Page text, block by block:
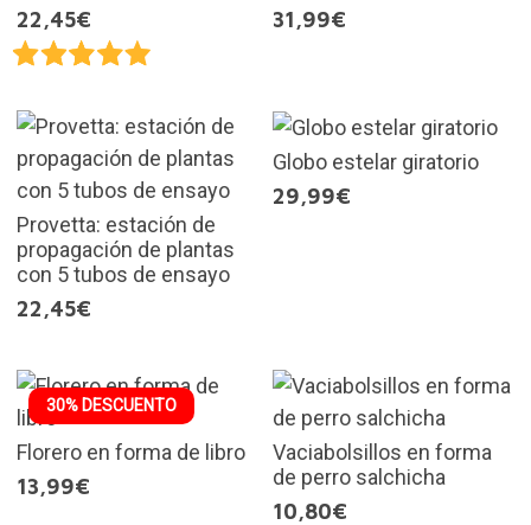
22,45€
31,99€
Provetta: estación de
propagación de plantas
con 5 tubos de ensayo
22,45€
Globo estelar giratorio
29,99€
30% DESCUENTO
Florero en forma de libro
13,99€
Vaciabolsillos en forma
de perro salchicha
10,80€